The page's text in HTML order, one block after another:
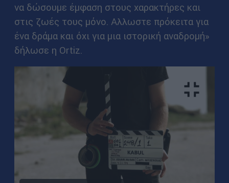
να δώσουμε έμφαση στους χαρακτήρες και
στις ζωές τους μόνο. Αλλωστε πρόκειτα για
ένα δράμα και όχι για μια ιστορική αναδρομή»
δήλωσε η Ortiz.